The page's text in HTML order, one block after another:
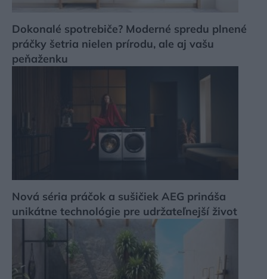
Dokonalé spotrebiče? Moderné spredu plnené
práčky šetria nielen prírodu, ale aj vašu
peňaženku
Nová séria práčok a sušičiek AEG prináša
unikátne technológie pre udržateľnejší život